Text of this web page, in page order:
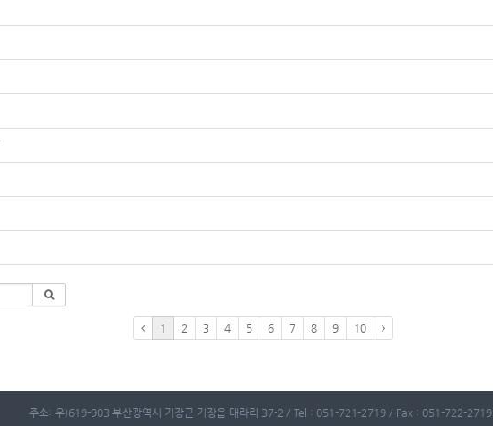
1 2 3 4 5 6 7 8 9 10
주소: 우)619-903 부산광역시 기장군 기장읍 대라리 37-2 / Tel : 051-721-2719 / Fax : 051-722-2719 .